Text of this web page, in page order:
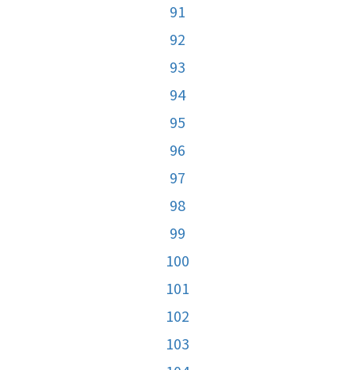
91
92
93
94
95
96
97
98
99
100
101
102
103